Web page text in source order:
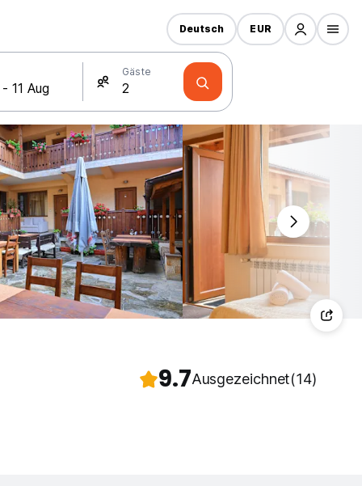
Gäste
Deutsch EUR
9.7Ausgezeichnet(14)